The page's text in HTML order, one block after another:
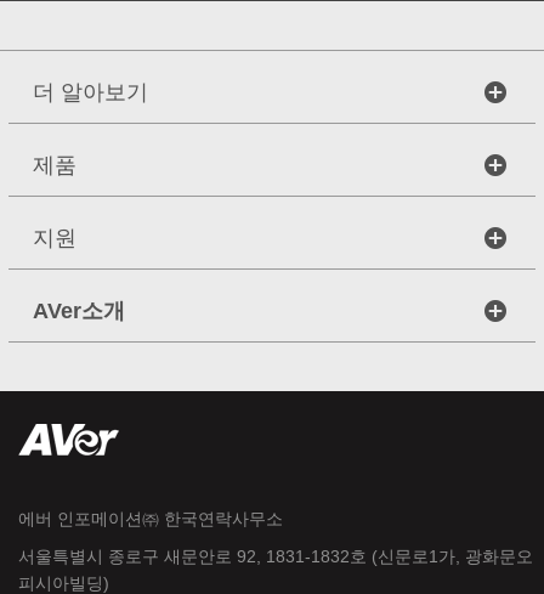
더 알아보기
제품
지원
AVer소개
에버 인포메이션㈜ 한국연락사무소
서울특별시 종로구 새문안로 92, 1831-1832호 (신문로1가, 광화문오
피시아빌딩)